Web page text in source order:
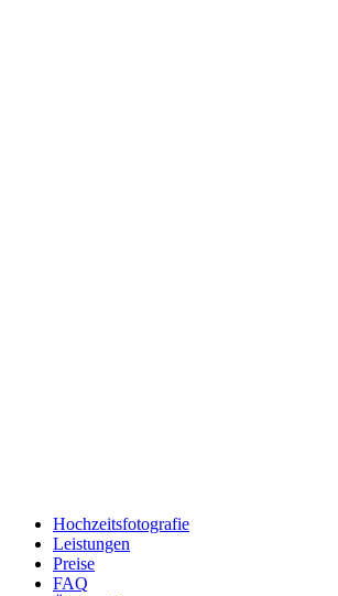
Hochzeitsfotografie
Leistungen
Preise
FAQ